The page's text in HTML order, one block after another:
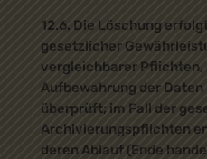
12.6. Die Löschung
gesetzlicher
vergleichbarer
Aufbewahrung der
überprüft; im Fall der
Archivierungspflichten
deren Ablauf (Ende